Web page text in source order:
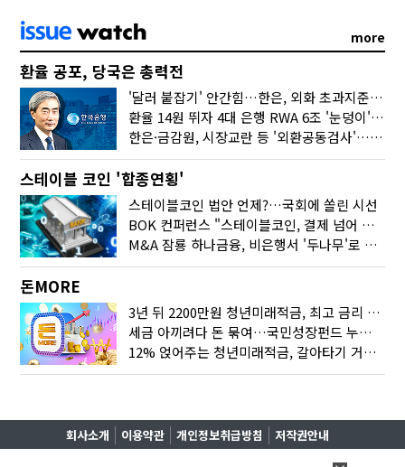
more
환율 공포, 당국은 총력전
'달러 붙잡기' 안간힘…한은, 외화 초과지준에 이자 6개월 더
환율 14원 뛰자 4대 은행 RWA 6조 '눈덩이'…2배 뛴 2분기는?
한은·금감원, 시장교란 등 '외환공동검사'…환율 급등 전방위 대응
스테이블 코인 '합종연횡'
스테이블코인 법안 언제?…국회에 쏠린 시선
BOK 컨퍼런스 "스테이블코인, 결제 넘어 보험 대출 등 금융 연결 도구"
M&A 잠룡 하나금융, 비은행서 '두나무'로 눈돌린 이유는
돈MORE
3년 뒤 2200만원 청년미래적금, 최고 금리 받으려면?
세금 아끼려다 돈 묶여…국민성장펀드 누가 가입하면 좋을까
12% 얹어주는 청년미래적금, 갈아타기 거절 될수 있어요
회사소개 이용약관 개인정보취급방침 저작권안내